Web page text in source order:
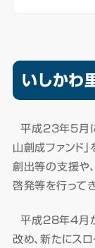
いしかわ
平成23年5月に
山創成ファンド
創出等の支援や
啓発等を行ってき
平成28年4月か
改め、新たにス